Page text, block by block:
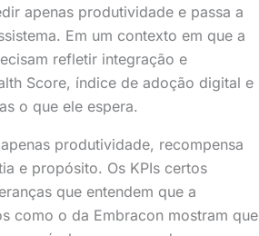
apenas produtividade e passa a
Em um contexto em que a
refletir integração e
Score, índice de adoção digital e
o que ele espera.
produtividade, recompensa
e propósito. Os KPIs certos
que entendem que a
como o da Embracon mostram que